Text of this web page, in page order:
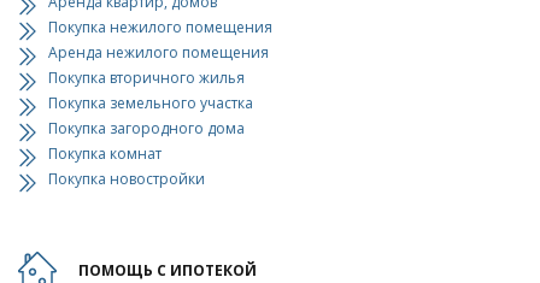
Покупка нежилого помещения
Аренда нежилого помещения
Покупка вторичного жилья
Покупка земельного участка
Покупка загородного дома
Покупка комнат
Покупка новостройки
ПОМОЩЬ С ИПОТЕКОЙ